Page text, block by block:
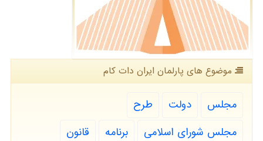
موضوع های پارلمان ایران دات كام
مجلس دولت
طرح
مجلس شورای اسلامی
برنامه
قانون